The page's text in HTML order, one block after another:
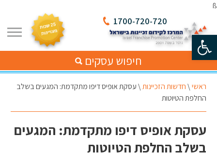
פתח סרגל נגישות
ß
1700-720-720
חיפוש עסקים
ראשי\חדשות הזכיינות\עסקת אופיס דיפו מתקדמת: המגעים בשלב
החלפת הטיוטות
עסקת אופיס דיפו מתקדמת: המגעים
בשלב החלפת הטיוטות